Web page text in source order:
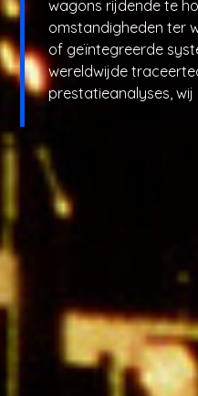
wagons rijdende te
omstandigheden ter
of geïntegreerde
wereldwijde
prestatieanalyses,